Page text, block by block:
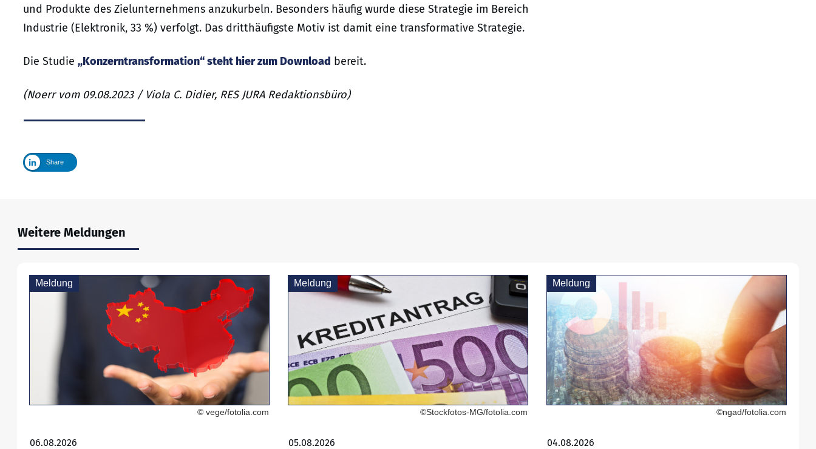
und Produkte des Zielunternehmens anzukurbeln. Besonders häufig wurde diese Strategie im Bereich
Industrie (Elektronik, 33 %) verfolgt. Das dritthäufigste Motiv ist damit eine transformative Strategie.
Die Studie „Konzerntransformation“ steht hier zum Download bereit.
(Noerr vom 09.08.2023 / Viola C. Didier, RES JURA Redaktionsbüro)
Share
Weitere Meldungen
Meldung
© vege/fotolia.com
06.08.2026
Meldung
©Stockfotos-MG/fotolia.com
05.08.2026
Meldung
©ngad/fotolia.com
04.08.2026